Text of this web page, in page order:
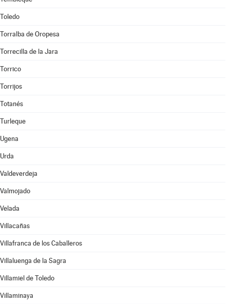
Toledo
Torralba de Oropesa
Torrecilla de la Jara
Torrico
Torrijos
Totanés
Turleque
Ugena
Urda
Valdeverdeja
Valmojado
Velada
Villacañas
Villafranca de los Caballeros
Villaluenga de la Sagra
Villamiel de Toledo
Villaminaya